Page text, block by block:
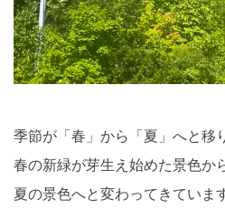
季節が「春」から「夏」へと移
春の新緑が芽生え始めた景色か
夏の景色へと変わってきていま